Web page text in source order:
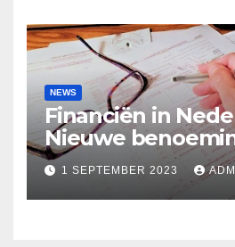
NEWS
Financiën in
Nieuwe
spaarrente en
beloftes
1 SEPTEMBER 2023